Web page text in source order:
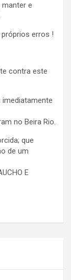
e
erros !
contra este
no Beira Rio.
que
de um
E